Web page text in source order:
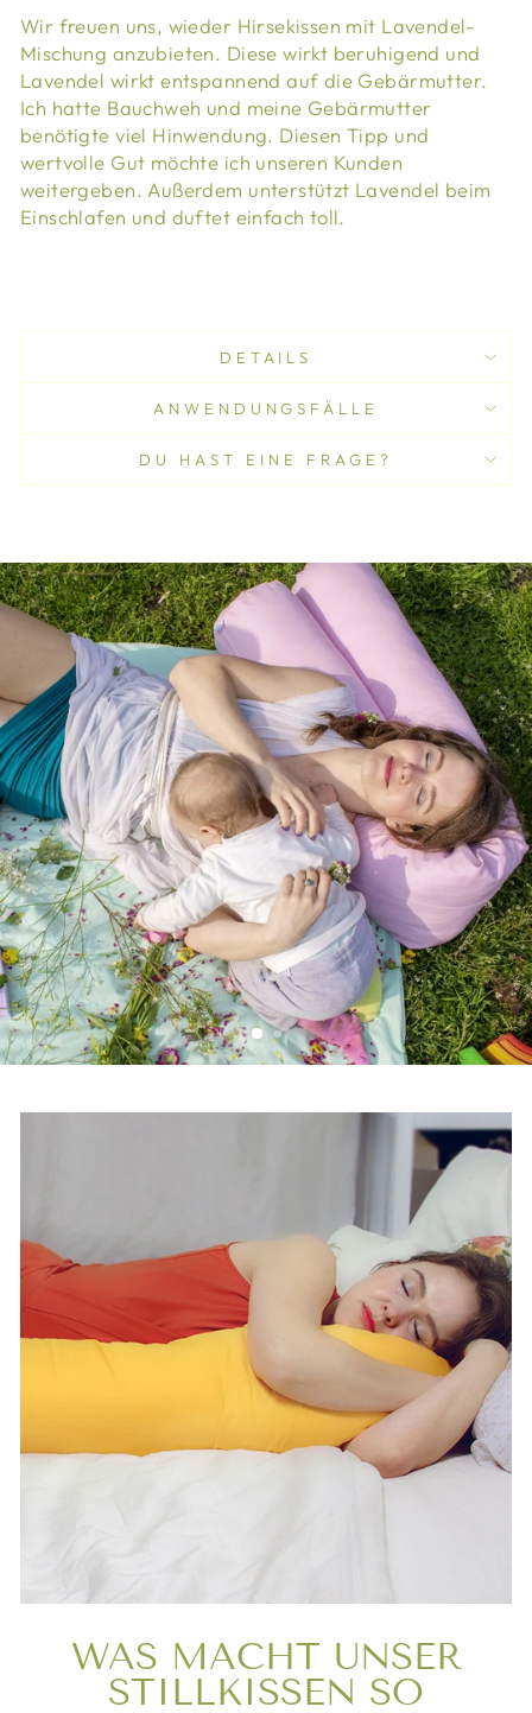
Wir freuen uns, wieder Hirsekissen mit Lavendel-
Mischung anzubieten. Diese wirkt beruhigend und
Lavendel wirkt entspannend auf die Gebärmutter.
Ich hatte Bauchweh und meine Gebärmutter
benötigte viel Hinwendung. Diesen Tipp und
wertvolle Gut möchte ich unseren Kunden
weitergeben. Außerdem unterstützt Lavendel beim
Einschlafen und duftet einfach toll.
DETAILS
ANWENDUNGSFÄLLE
DU HAST EINE FRAGE?
WAS MACHT UNSER
STILLKISSEN SO